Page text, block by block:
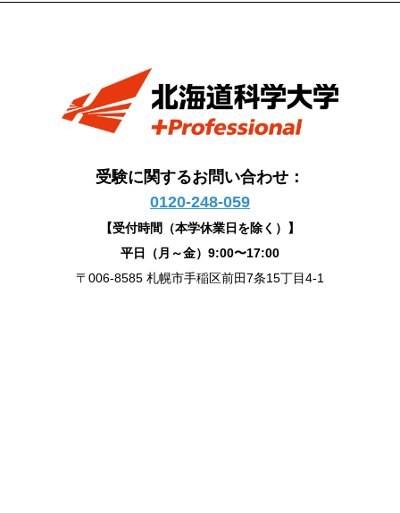
受験に関するお問い合わせ：
0120-248-059
【受付時間（本学休業日を除く）】
平日（月～金）9:00〜17:00
〒006-8585 札幌市手稲区前田7条15丁目4-1